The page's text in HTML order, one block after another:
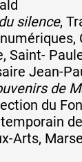
silence,
Saint-
Jean-
de
du
Arts,